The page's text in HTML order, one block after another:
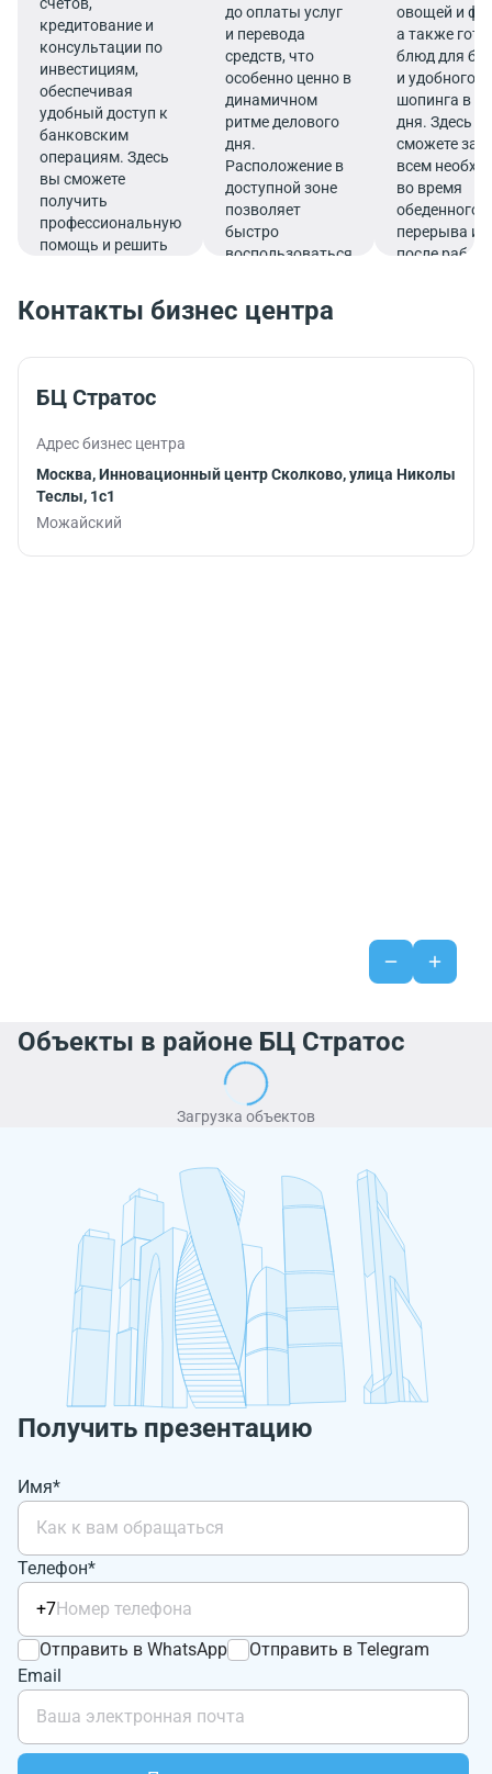
кредитование и
консультации по
инвестициям,
обеспечивая
удобный доступ к
банковским
операциям. Здесь
вы сможете
получить
профессиональную
помощь и решить
комфортной
до оплаты услуг
и перевода
средств, что
особенно ценно в
динамичном
ритме делового
дня.
Расположение в
доступной зоне
позволяет
быстро
воспользоваться
овощей и
а также
блюд для
и удобного
шопинга в
дня. Здесь
сможете
всем
во время
обеденного
перерыва
после
Контакты бизнес центра
БЦ Стратос
Адрес бизнес центра
Москва, Инновационный центр Сколково, улица Николы
Теслы, 1с1
Можайский
Объекты в районе БЦ Стратос
Загрузка объектов
Получить презентацию
Имя*
Телефон*
+7
Отправить в WhatsApp
Отправить в Telegram
Email